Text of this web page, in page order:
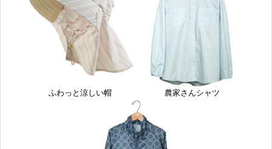
ふわっと涼しい帽 農家さんシャツ